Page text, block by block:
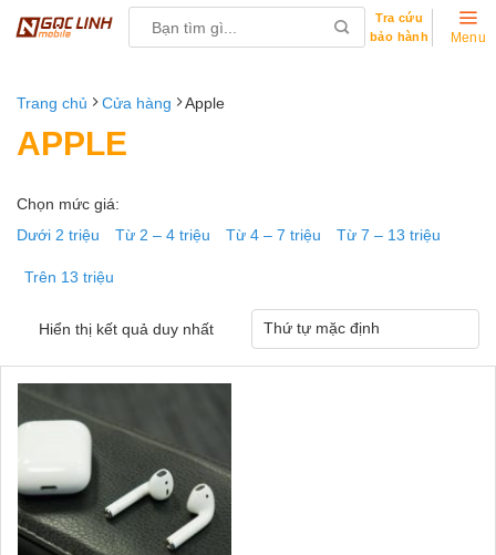
Tra cứu
bảo hành
Menu
Trang chủ Cửa hàng Apple
APPLE
Chọn mức giá:
Dưới 2 triệu
Từ 2 – 4 triệu Từ 4 – 7 triệu Từ 7 – 13 triệu
Trên 13 triệu
Hiển thị kết quả duy nhất